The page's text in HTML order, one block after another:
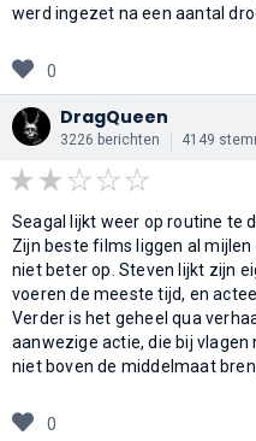
werd ingezet na een aantal
0
DragQueen
3226 berichten 4149
Seagal lijkt weer op routine te
Zijn beste films liggen al
niet beter op. Steven lijkt zijn
voeren de meeste tijd, en
Verder is het geheel qua
aanwezige actie, die bij
niet boven de middelmaat
0